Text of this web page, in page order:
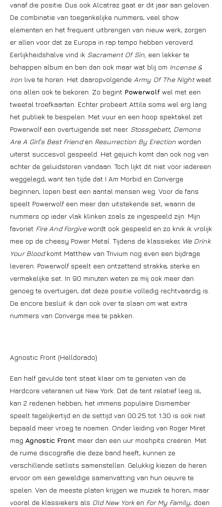
vanaf die positie. Dus ook Alcatraz gaat er dit jaar aan geloven.
De combinatie van toegankelijke nummers, veel show
elementen en het frequent uitbrengen van nieuw werk, zorgen
er allen voor dat ze Europa in rap tempo hebben veroverd.
Eerlijkheidshalve vind ik Sacrament Of Sin, een lekker te
behappen album en ben dan ook maar wat blij om Incense &
Iron live te horen. Het daaropvolgende Army Of The Nightweet
ons allen ook te bekoren. Zo begint Powerwolf wel met een
tweetal troefkaarten. Echter probeert Attila soms wel erg lang
het publiek te bespelen. Met vuur en een hoop spektakel zet
Powerwolf een overtuigende set neer. Stossgebett, Demons
Are A Girl’s Best Frienden Resurrection By Erection worden
uiterst succesvol gespeeld. Het gejuich komt dan ook nog van
achter de geluidstoren vandaan. Toch lijkt dit niet voor iedereen
weggelegd, want ten tijde dat I Am Morbid en Converge
beginnen, lopen best een aantal mensen weg. Voor de fans
speelt Powerwolf een meer dan uitstekende set, waarin de
nummers op ieder vlak klinken zoals ze ingespeeld zijn. Mijn
favoriet Fire And Forgivewordt ook gespeeld en zo knik ik vrolijk
mee op de cheesy Power Metal. Tijdens de klassieker, We Drink
Your Bloodkomt Matthew van Trivium nog even een bijdrage
leveren. Powerwolf speelt een ontzettend strakke, sterke en
vermakelijke set. In 90 minuten weten ze mij ook meer dan
genoeg te overtuigen, dat deze positie volledig rechtvaardig is.
De encore besluit ik dan ook over te slaan om wat extra
nummers van Converge mee te pakken.
Agnostic Front (Helldorado)
Een half gevulde tent staat klaar om te genieten van de
Hardcore veteranen uit New York. Dat de tent relatief leeg is,
kan 2 redenen hebben; het immens populaire Dismember
speelt tegelijkertijd en de settijd van 00:25 tot 1:30 is ook niet
bepaald meer vroeg te noemen. Onder leiding van Roger Miret
mag Agnostic Front meer dan een uur moshpits creëren. Met
de ruime discografie die deze band heeft, kunnen ze
verschillende setlists samenstellen. Gelukkig kiezen de heren
ervoor om een geweldige samenvatting van hun oeuvre te
spelen. Van de meeste platen krijgen we muziek te horen, maar
vooral de klassiekers als Old New York en For My Family, doen